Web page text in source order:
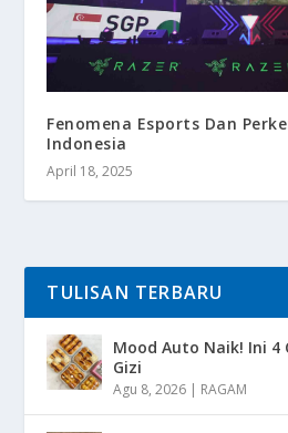
Fenomena Esports Dan
Indonesia
April 18, 2025
TULISAN TERBARU
Mood Auto Naik! Ini 4
Gizi
Agu 8, 2026 | RAGAM